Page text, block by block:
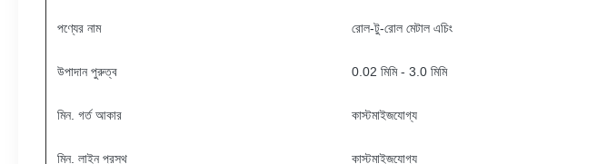
পণ্যের নাম রোল-টু-রোল মেটাল এচিং
উপাদান পুরুত্ব 0.02 মিমি - 3.0 মিমি
মিন. গর্ত আকার কাস্টমাইজযোগ্য
মিন. লাইন প্রস্থ কাস্টমাইজযোগ্য